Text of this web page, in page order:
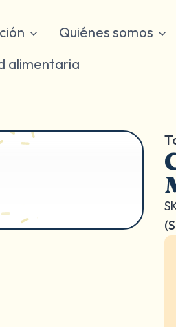
Quiénes somos
alimentaria